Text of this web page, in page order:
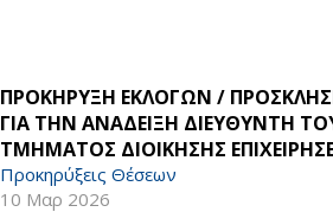
ΠΡΟΚΗΡΥΞΗ ΕΚΛΟΓΩΝ /
ΓΙΑ ΤΗΝ ΑΝΑΔΕΙΞΗ ΔΙΕΥΘΥΝΤΗ
ΤΜΗΜΑΤΟΣ ΔΙΟΙΚΗΣΗΣ
Προκηρύξεις Θέσεων
10 Μαρ 2026